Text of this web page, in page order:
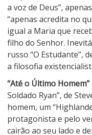
a voz de Deus”,
“apenas acredita no
igual a Maria que
filho do Senhor.
russo “O Estudante”,
a filosofia
“Até o Último Homem”
Soldado Ryan”, de
homem, um
protagonista e pelo
cairão ao seu lado e